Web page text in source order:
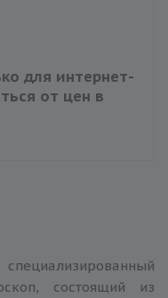
для интернет-
от цен в
состоящий из